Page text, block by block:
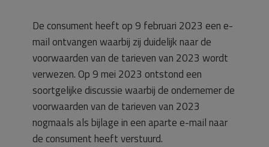
De consument heeft op 9 februari 2023 een e-
mail ontvangen waarbij zij duidelijk naar de
voorwaarden van de tarieven van 2023 wordt
verwezen. Op 9 mei 2023 ontstond een
soortgelijke discussie waarbij de ondernemer de
voorwaarden van de tarieven van 2023
nogmaals als bijlage in een aparte e-mail naar
de consument heeft verstuurd.